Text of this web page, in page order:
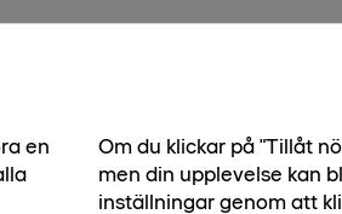
i
får
i
en
Om du klickar på "Tillåt
men din upplevelse kan
inställningar genom att